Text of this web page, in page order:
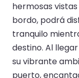
hermosas
bordo, podrá
tranquilo
destino. Al
su vibrante
puerto,